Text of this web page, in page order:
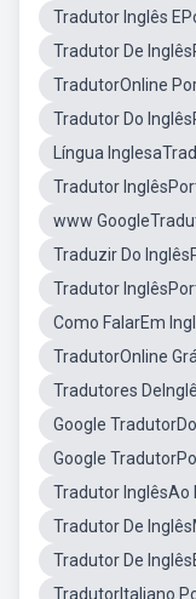
Tradutor Inglês
Tradutor De
TradutorOnline
Tradutor Do
Língua
Tradutor
www
Traduzir Do
Tradutor
Como FalarEm
TradutorOnline
Tradutores
Google
Google
Tradutor InglêsAo
Tradutor De
Tradutor De
TradutorItaliano